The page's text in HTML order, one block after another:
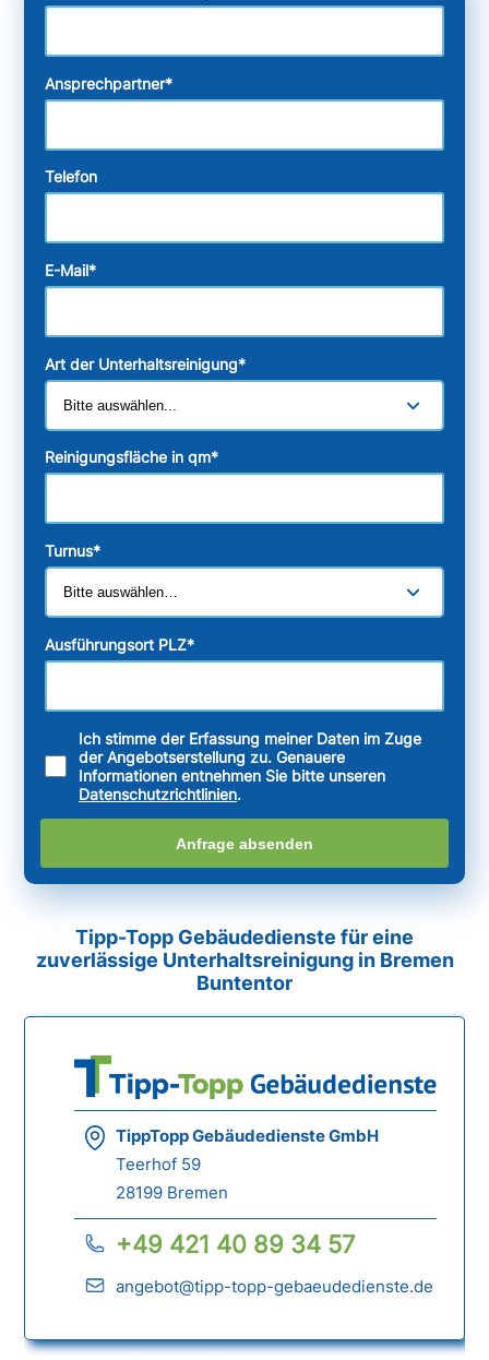
Ansprechpartner*
Telefon
E-Mail*
Art der Unterhaltsreinigung*
Reinigungsfläche in qm*
Turnus*
Ausführungsort PLZ*
Ich stimme der Erfassung meiner Daten im Zuge
der Angebotserstellung zu. Genauere
Informationen entnehmen Sie bitte unseren
Datenschutzrichtlinien.
Anfrage absenden
Tipp-Topp Gebäudedienste für eine
zuverlässige Unterhaltsreinigung in Bremen
Buntentor
TippTopp Gebäudedienste GmbH
Teerhof 59
28199 Bremen
+49 421 40 89 34 57
angebot@tipp-topp-gebaeudedienste.de